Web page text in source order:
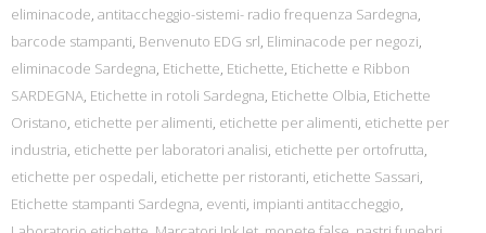
eliminacode, antitaccheggio-sistemi- radio frequenza Sardegna,
barcode stampanti, Benvenuto EDG srl, Eliminacode per negozi,
eliminacode Sardegna, Etichette, Etichette, Etichette e Ribbon
SARDEGNA, Etichette in rotoli Sardegna, Etichette Olbia, Etichette
Oristano, etichette per alimenti, etichette per alimenti, etichette per
industria, etichette per laboratori analisi, etichette per ortofrutta,
etichette per ospedali, etichette per ristoranti, etichette Sassari,
Etichette stampanti Sardegna, eventi, impianti antitaccheggio,